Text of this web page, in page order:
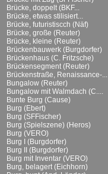
Brücke, doppelt (BKF...
Brücke, etwas stilisiert...
Brücke, futuristiscch (Näf)
Brücke, große (Reuter)
Brücke, kleine (Reuter)
Brückenbauwerk (Burgdorfer)
Brückenhaus (C. Fritzsche)
Brückensegment (Reuter)
Brückenstraße, Renaissance-...
Bungalow (Reuter)
Bungalow mit Walmdach (C....
Bunte Burg (Cause)
Burg (Ebert)
Burg (SFFischer)
Burg (Spielszene) (Heros)
Burg (VERO)
Burg I (Burgdorfer)
Burg II (Burgdorfer)
Burg mit Inventar (VERO)
Burg, belagert (Eichhorn)